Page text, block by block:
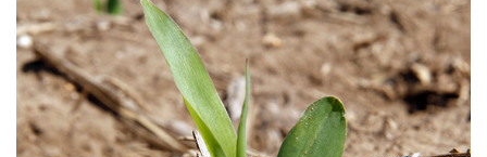
服务与支持
招贤纳士